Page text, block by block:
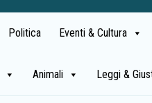
Politica Eventi & Cultura
Animali Leggi &